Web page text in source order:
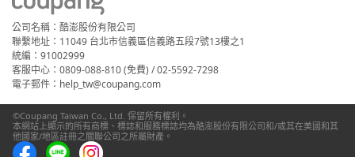
公司名稱：酷澎股份有限公司
聯繫地址：11049 台北市信義區信義路五段7號13樓之1
統編：91002999
客服中心：0809-088-810 (免費) / 02-5592-7298
電子郵件：help_tw@coupang.com
©Coupang Taiwan Co., Ltd. 保留所有權利。
本網站上顯示的所有商標、標誌和服務標誌均為酷澎股份有限公司和/或其在美國和其
他國家/地區註冊之關聯公司之所屬財產。